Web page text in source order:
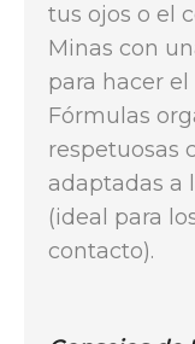
tus ojos o el
Minas con
para hacer
Fórmulas
respetuosas
adaptadas a
(ideal para
contacto).